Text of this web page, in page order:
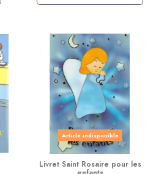
Article indisponible
Livret Saint Rosaire pour les